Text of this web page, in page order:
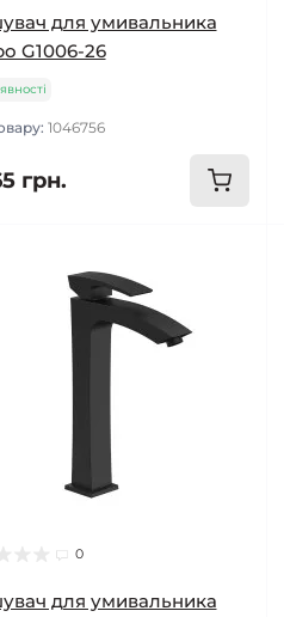
для умивальника
G1006-26
1046756
грн.
0
для умивальника